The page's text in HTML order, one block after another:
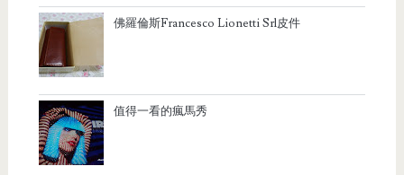
佛羅倫斯Francesco Lionetti Srl皮件
值得一看的瘋馬秀